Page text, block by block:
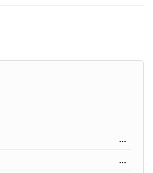
...
...